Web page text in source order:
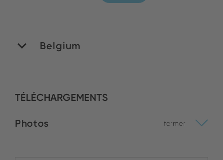
Belgium
TÉLÉCHARGEMENTS
Photos fermer